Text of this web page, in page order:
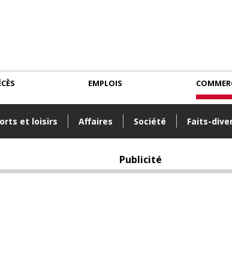
et loisirs Affaires Société Faits-
EMPLOIS
Publicité